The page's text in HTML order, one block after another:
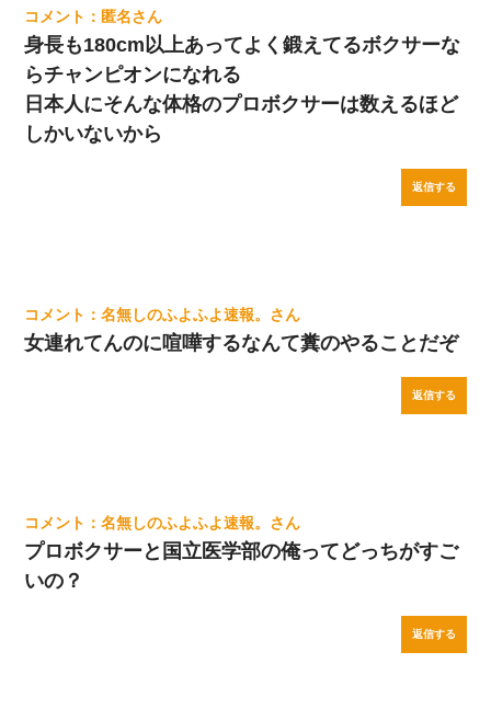
匿名
身長も180cm以上あってよく鍛えてるボクサーな
らチャンピオンになれる
日本人にそんな体格のプロボクサーは数えるほど
しかいないから
返信する
名無しのふよふよ速報。
女連れてんのに喧嘩するなんて糞のやることだぞ
返信する
名無しのふよふよ速報。
プロボクサーと国立医学部の俺ってどっちがすご
いの？
返信する